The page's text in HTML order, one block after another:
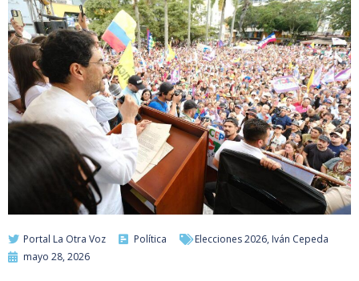
Portal La Otra Voz Política Elecciones 2026, Iván Cepeda
mayo 28, 2026